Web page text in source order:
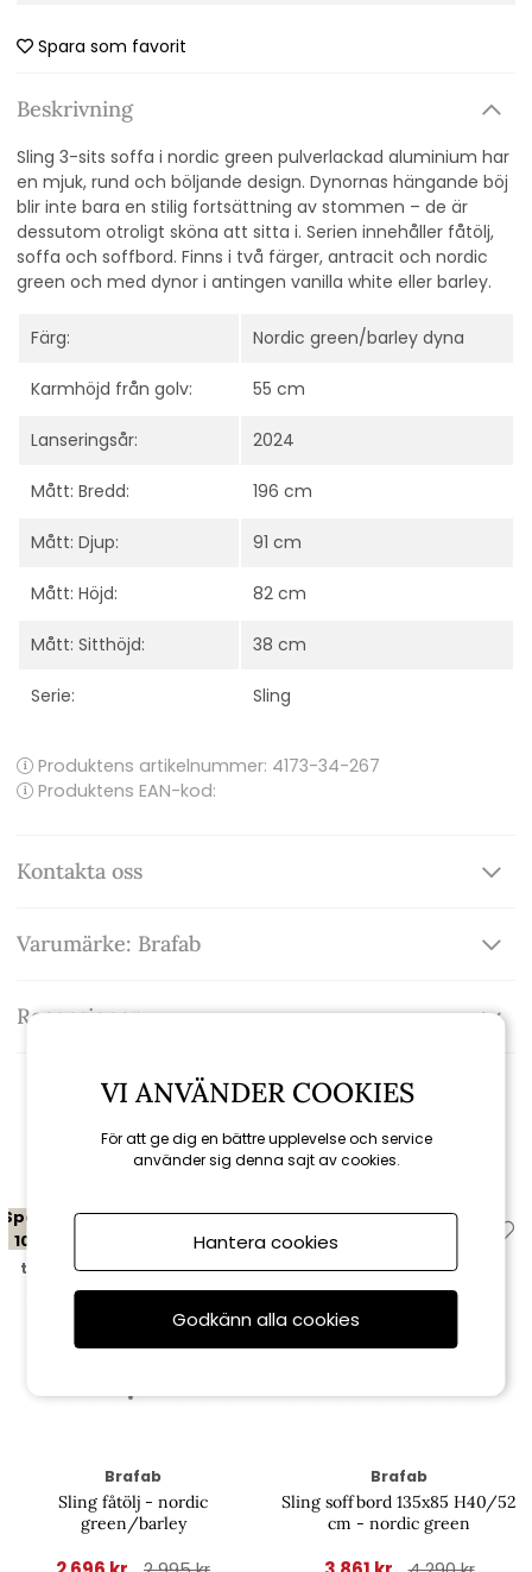
Spara som favorit
Beskrivning
Sling 3-sits soffa i nordic green pulverlackad aluminium har
en mjuk, rund och böljande design. Dynornas hängande böj
blir inte bara en stilig fortsättning av stommen – de är
dessutom otroligt sköna att sitta i. Serien innehåller fåtölj,
soffa och soffbord. Finns i två färger, antracit och nordic
green och med dynor i antingen vanilla white eller barley.
Färg: Nordic green/barley dyna
Karmhöjd från golv: 55 cm
Lanseringsår: 2024
Mått: Bredd: 196 cm
Mått: Djup: 91 cm
Mått: Höjd: 82 cm
Mått: Sitthöjd: 38 cm
Serie: Sling
Produktens artikelnummer: 4173-34-267
Produktens EAN-kod:
Kontakta oss
Varumärke: Brafab
Recensioner
Relaterade produkter
Spara
10%
till 16/8
Brafab
Sling fåtölj - nordic
green/barley
Spara
10%
till 16/8
Brafab
Sling soffbord 135x85 H40/52
cm - nordic green
VI ANVÄNDER COOKIES
För att ge dig en bättre upplevelse och service
använder sig denna sajt av cookies.
Hantera cookies
Godkänn alla cookies